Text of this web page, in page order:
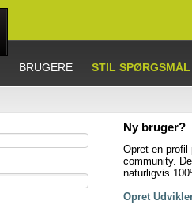
BRUGERE STIL SPØRGSMÅL
Ny bruger?
Opret en profil
community.
naturligvis
Opret